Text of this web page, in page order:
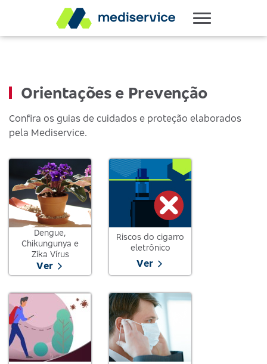
Orientações e Prevenção
Confira os guias de cuidados e proteção elaborados
pela Mediservice.
Dengue,
Chikungunya e
Zika Vírus
Ver
Riscos do cigarro
eletrônico
Ver